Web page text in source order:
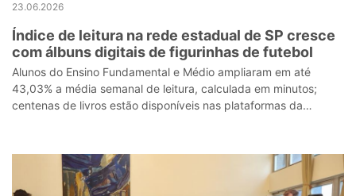
23.06.2026
Índice de leitura na rede estadual de SP cresce
com álbuns digitais de figurinhas de futebol
Alunos do Ensino Fundamental e Médio ampliaram em até
43,03% a média semanal de leitura, calculada em minutos;
centenas de livros estão disponíveis nas plataformas da